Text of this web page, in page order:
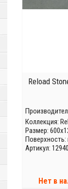
Reload
Коллекция:
Размер:
Поверхность:
Артикул: 12940
Нет в